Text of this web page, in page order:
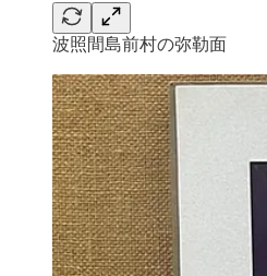
波照間島前村の弥勒面